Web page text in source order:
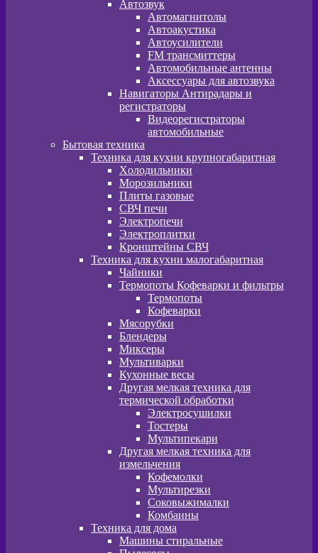
Автозвук
Автомагнитолы
Автоакустика
Автоусилители
FM трансмиттеры
Автомобильные антенны
Аксессуары для автозвука
Навигаторы Антирадары и
регистраторы
Видеорегистраторы
автомобильные
Бытовая техника
Техника для кухни крупногабаритная
Xолодильники
Морозильники
Плиты газовые
СВЧ печи
Электропечи
Электроплитки
Кронштейны СВЧ
Техника для кухни малогабаритная
Чайники
Термопоты Кофеварки и фильтры
Термопоты
Кофеварки
Мясорубки
Блендеры
Миксеры
Мультиварки
Кухонные весы
Другая мелкая техника для
термической обработки
Электросушилки
Тостеры
Мультипекари
Другая мелкая техника для
измельчения
Кофемолки
Мультирезки
Соковыжималки
Комбаины
Техника для дома
Машины стиральные